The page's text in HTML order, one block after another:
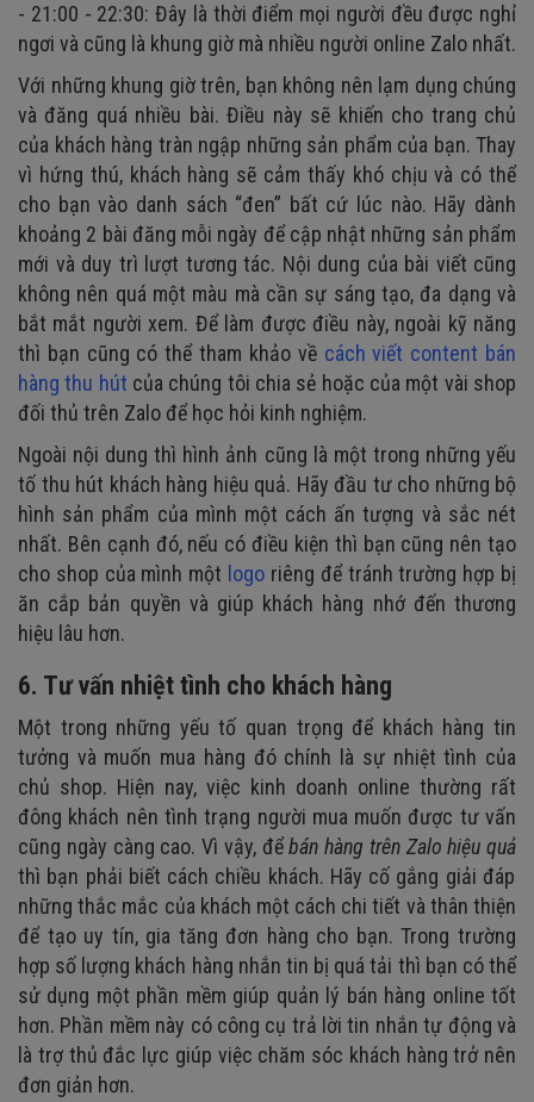
- 21:00 - 22:30: Đây là thời điểm mọi người đều được nghỉ
ngơi và cũng là khung giờ mà nhiều người online Zalo nhất.
Với những khung giờ trên, bạn không nên lạm dụng chúng
và đăng quá nhiều bài. Điều này sẽ khiến cho trang chủ
của khách hàng tràn ngập những sản phẩm của bạn. Thay
vì hứng thú, khách hàng sẽ cảm thấy khó chịu và có thể
cho bạn vào danh sách “đen” bất cứ lúc nào. Hãy dành
khoảng 2 bài đăng mỗi ngày để cập nhật những sản phẩm
mới và duy trì lượt tương tác. Nội dung của bài viết cũng
không nên quá một màu mà cần sự sáng tạo, đa dạng và
bắt mắt người xem. Để làm được điều này, ngoài kỹ năng
thì bạn cũng có thể tham khảo về cách viết content bán
hàng thu hút của chúng tôi chia sẻ hoặc của một vài shop
đối thủ trên Zalo để học hỏi kinh nghiệm.
Ngoài nội dung thì hình ảnh cũng là một trong những yếu
tố thu hút khách hàng hiệu quả. Hãy đầu tư cho những bộ
hình sản phẩm của mình một cách ấn tượng và sắc nét
nhất. Bên cạnh đó, nếu có điều kiện thì bạn cũng nên tạo
cho shop của mình một logo riêng để tránh trường hợp bị
ăn cắp bản quyền và giúp khách hàng nhớ đến thương
hiệu lâu hơn.
6. Tư vấn nhiệt tình cho khách hàng
Một trong những yếu tố quan trọng để khách hàng tin
tưởng và muốn mua hàng đó chính là sự nhiệt tình của
chủ shop. Hiện nay, việc kinh doanh online thường rất
đông khách nên tình trạng người mua muốn được tư vấn
cũng ngày càng cao. Vì vậy, đểbán hàng trên Zalo hiệu quả
thì bạn phải biết cách chiều khách. Hãy cố gắng giải đáp
những thắc mắc của khách một cách chi tiết và thân thiện
để tạo uy tín, gia tăng đơn hàng cho bạn. Trong trường
hợp số lượng khách hàng nhắn tin bị quá tải thì bạn có thể
sử dụng một phần mềm giúp quản lý bán hàng online tốt
hơn. Phần mềm này có công cụ trả lời tin nhắn tự động và
là trợ thủ đắc lực giúp việc chăm sóc khách hàng trở nên
đơn giản hơn.